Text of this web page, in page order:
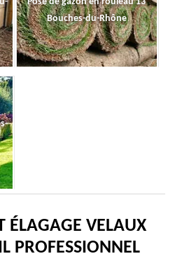
Bouches-du-Rhône
ÉLAGAGE VELAUX
PROFESSIONNEL